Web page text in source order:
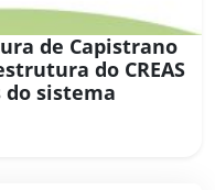
de Capistrano
do CREAS
sistema